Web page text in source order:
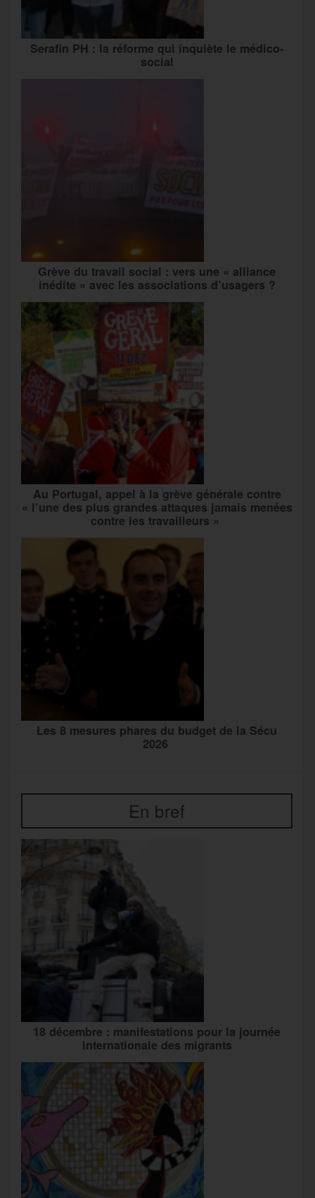
Serafin PH : la réforme qui inquiète le médico-
social
Grève du travail social : vers une « alliance
inédite » avec les associations d’usagers ?
Au Portugal, appel à la grève générale contre
« l’une des plus grandes attaques jamais menées
contre les travailleurs »
Les 8 mesures phares du budget de la Sécu
2026
En bref
18 décembre : manifestations pour la journée
internationale des migrants